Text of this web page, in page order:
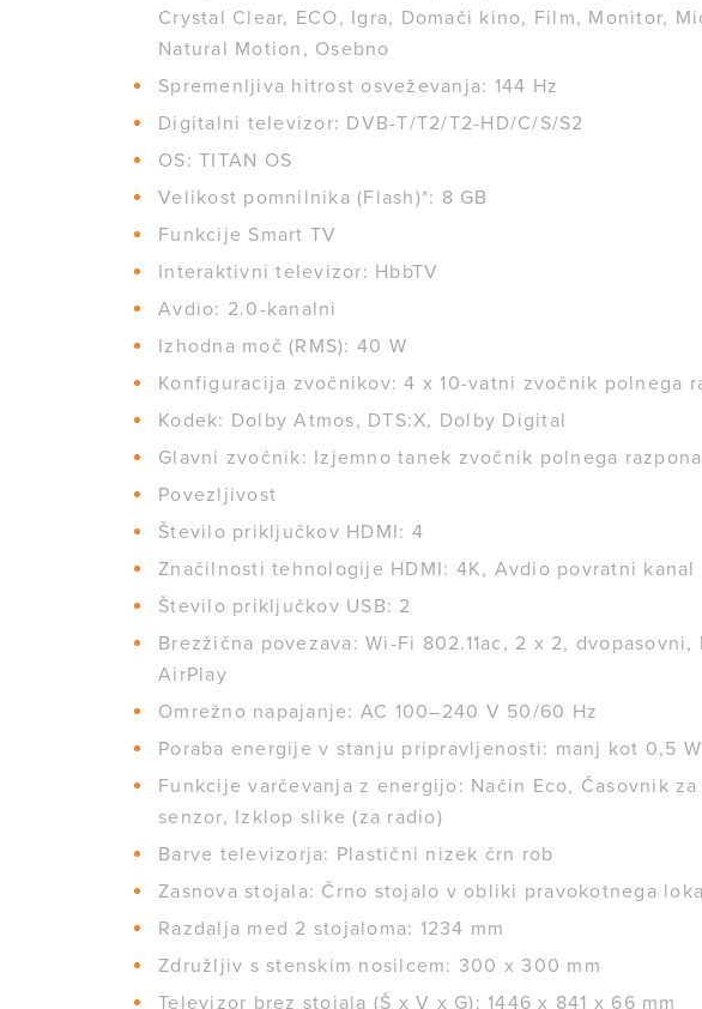
Crystal Clear, ECO, Igra, Domači kino, Film, Monitor,
Natural Motion, Osebno
Spremenljiva hitrost osveževanja: 144 Hz
Digitalni televizor: DVB-T/T2/T2-HD/C/S/S2
OS: TITAN OS
Velikost pomnilnika (Flash)*: 8 GB
Funkcije Smart TV
Interaktivni televizor: HbbTV
Avdio: 2.0-kanalni
Izhodna moč (RMS): 40 W
Konfiguracija zvočnikov: 4 x 10-vatni zvočnik polnega
Kodek: Dolby Atmos, DTS:X, Dolby Digital
Glavni zvočnik: Izjemno tanek zvočnik polnega
Povezljivost
Število priključkov HDMI: 4
Značilnosti tehnologije HDMI: 4K, Avdio povratni kanal
Število priključkov USB: 2
Brezžična povezava: Wi-Fi 802.11ac, 2 x 2,
AirPlay
Omrežno napajanje: AC 100–240 V 50/60 Hz
Poraba energije v stanju pripravljenosti: manj kot 0,5 W
Funkcije varčevanja z energijo: Način Eco, Časovnik
senzor, Izklop slike (za radio)
Barve televizorja: Plastični nizek črn rob
Zasnova stojala: Črno stojalo v obliki pravokotnega loka
Razdalja med 2 stojaloma: 1234 mm
Združljiv s stenskim nosilcem: 300 x 300 mm
Televizor brez stojala (Š x V x G): 1446 x 841 x 66 mm